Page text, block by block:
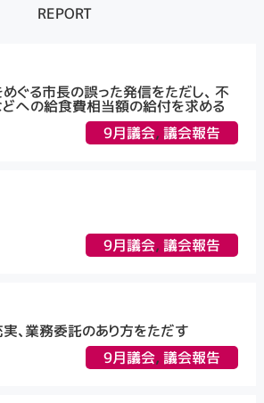
REPORT
ぐる市長の誤った発信をただし、 不
への給食費相当額の給付を求める
9月議会,議会報告
9月議会,議会報告
、業務委託のあり方をただす
9月議会,議会報告